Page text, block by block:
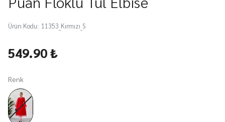
Ürün Kodu: 11353_Kırmızı_S
549.90 ₺
Renk